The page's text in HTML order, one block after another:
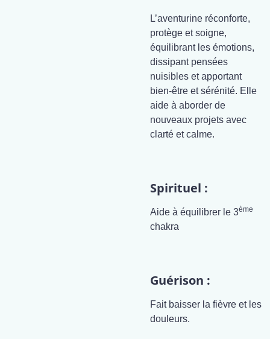
L’aventurine réconforte,
protège et soigne,
équilibrant les émotions,
dissipant pensées
nuisibles et apportant
bien-être et sérénité. Elle
aide à aborder de
nouveaux projets avec
clarté et calme.
Spirituel :
Aide à équilibrer le 3ème
chakra
Guérison :
Fait baisser la fièvre et les
douleurs.